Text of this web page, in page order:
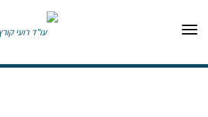
תפריט